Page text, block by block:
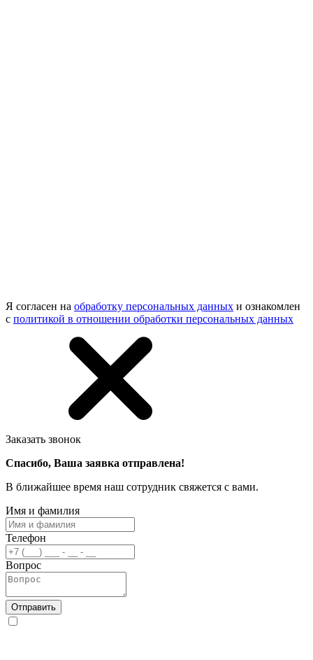
Я согласен на обработку персональных данных и ознакомлен
с политикой в отношении обработки персональных данных
Заказать звонок
Спасибо, Ваша заявка отправлена!
В ближайшее время наш сотрудник свяжется с вами.
Имя и фамилия
Телефон
Вопрос
Отправить